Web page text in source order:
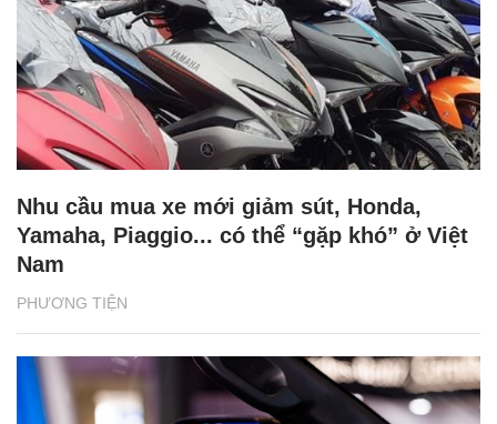
PHƯƠNG TIỆN
Nhu cầu mua xe mới giảm sút, Honda,
Yamaha, Piaggio... có thể “gặp khó” ở Việt
Nam